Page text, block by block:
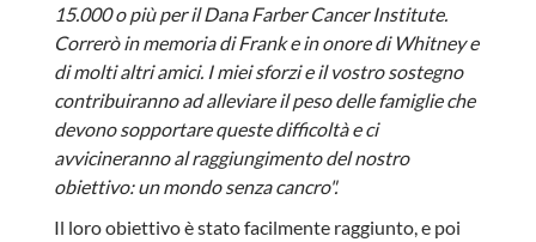
15.000 o più per il Dana Farber Cancer Institute.
Correrò in memoria di Frank e in onore di Whitney e
di molti altri amici. I miei sforzi e il vostro sostegno
contribuiranno ad alleviare il peso delle famiglie che
devono sopportare queste difficoltà e ci
avvicineranno al raggiungimento del nostro
obiettivo: un mondo senza cancro".
Il loro obiettivo è stato facilmente raggiunto, e poi